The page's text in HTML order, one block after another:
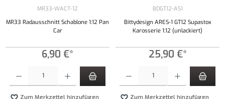
MR33-WACT-12
MR33 Radausschnitt Schablone 1:12 Pan
Car
6,90 €*
Zum Merkzettel hinzufügen
BDGT12-AS1
Bittydesign ARES-1 GT12 Supastox
Karosserie 1:12 (unlackiert)
25,90 €*
Zum Merkzettel hinzufügen